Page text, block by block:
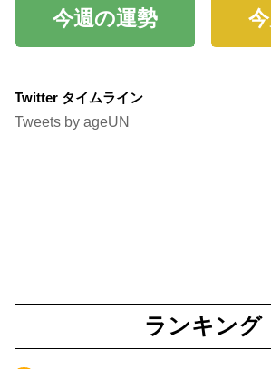
今週の運勢
Twitter タイムライン
Tweets by ageUN
ランキング